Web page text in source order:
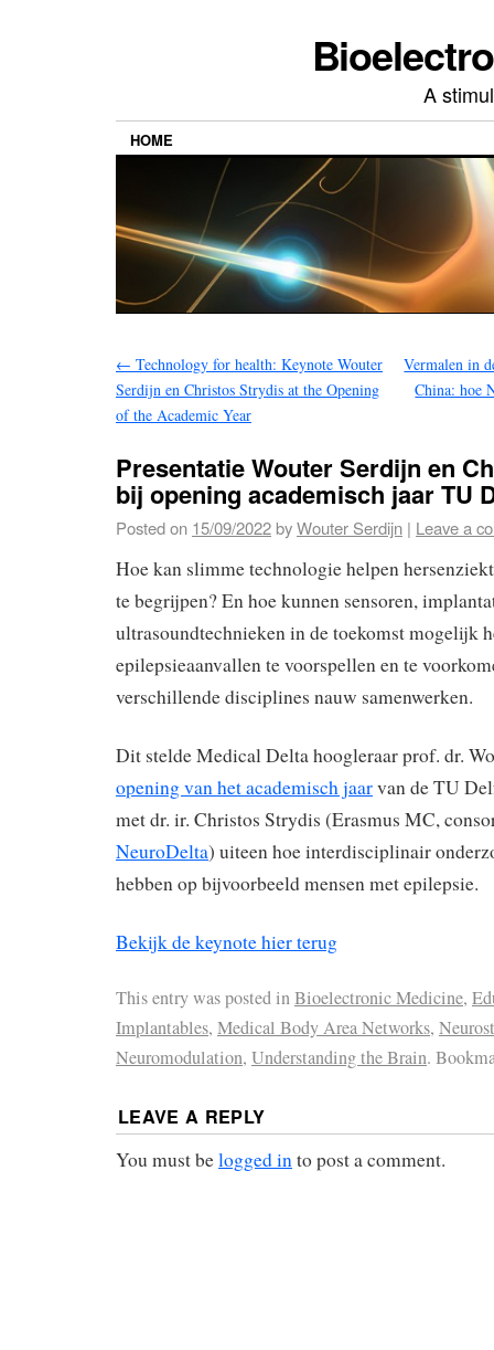
A
HOME
← Technology for health: Keynote Wouter
Serdijn en Christos Strydis at the Opening
of the Academic Year
Vermalen in
China: hoe
Presentatie Wouter Serdijn en
bij opening academisch jaar TU
Posted on 15/09/2022byWouter Serdijn | Leave a
Hoe kan slimme technologie helpen
te begrijpen? En hoe kunnen sensoren,
ultrasoundtechnieken in de toekomst mogelijk
epilepsieaanvallen te voorspellen en te
verschillende disciplines nauw samenwerken.
Dit stelde Medical Delta hoogleraar prof. dr.
opening van het academisch jaarvan de TU
met dr. ir. Christos Strydis (Erasmus MC,
NeuroDelta) uiteen hoe interdisciplinair
hebben op bijvoorbeeld mensen met epilepsie.
Bekijk de keynote hier terug
This entry was posted inBioelectronic Medicine,
Implantables, Medical Body Area Networks,
Neuromodulation, Understanding the Brain.
LEAVE A REPLY
You must belogged into post a comment.